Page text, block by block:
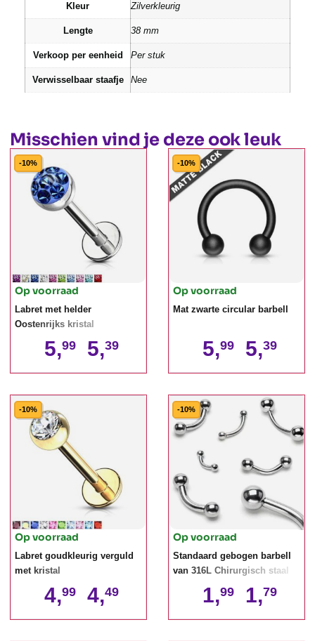
Kleur Zilverkleurig
Lengte 38 mm
Verkoop per eenheid Per stuk
Verwisselbaar staafje Nee
Misschien vind je deze ook leuk
-10%
Op voorraad
Labret met helder
Oostenrijks kristal
5,99 5,39
-10%
Op voorraad
Mat zwarte circular barbell
5,99 5,39
-10%
Op voorraad
Labret goudkleurig verguld
met kristal
4,99 4,49
-10%
Op voorraad
Standaard gebogen barbell
van 316L Chirurgisch staal
1,99 1,79